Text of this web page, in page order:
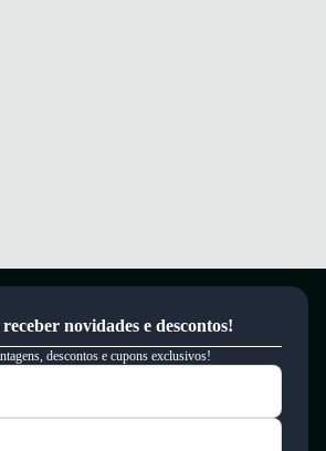
novidades e descontos!
descontos e cupons exclusivos!